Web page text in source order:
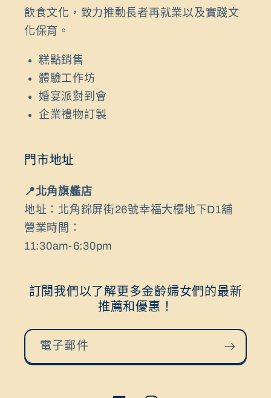
飲食文化，致力推動長者再就業以及實踐文
化保育。
糕點銷售
體驗工作坊
婚宴派對到會
企業禮物訂製
門市地址
📍北角旗艦店
地址：北角錦屏街26號幸福大樓地下D1舖
營業時間：
11:30am-6:30pm
訂閱我們以了解更多金齡婦女們的最新
推薦和優惠！
電子郵件